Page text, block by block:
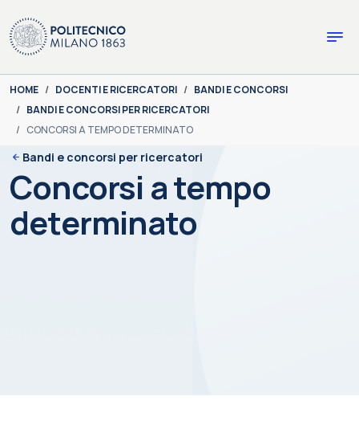
You are here:
HOME DOCENTI E RICERCATORI
BANDI E CONCORSI
BANDI E CONCORSI PER RICERCATORI
CONCORSI A TEMPO DETERMINATO
Bandi e concorsi per ricercatori
Concorsi a tempo
determinato